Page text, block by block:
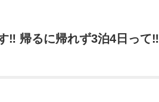
‼️ 帰るに帰れず3泊4日って‼️